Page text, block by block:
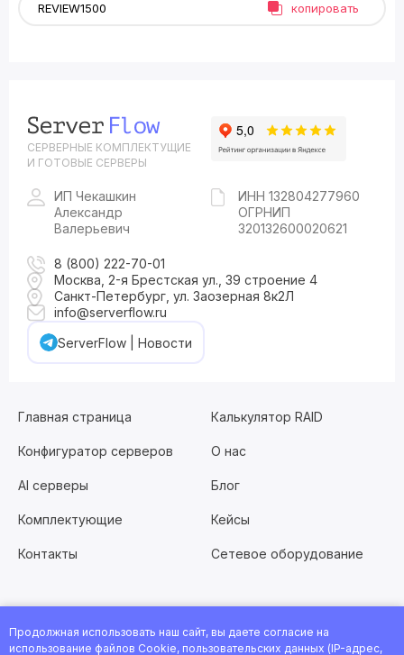
копировать
СЕРВЕРНЫЕ КОМПЛЕКТУЩИЕ
И ГОТОВЫЕ СЕРВЕРЫ
ИП Чекашкин
Александр
Валерьевич
ИНН 132804277960
ОГРНИП
320132600020621
8 (800) 222-70-01
Москва, 2-я Брестская ул., 39 строение 4
Санкт-Петербург, ул. Заозерная 8к2Л
info@serverflow.ru
ServerFlow | Новости
Главная страница Калькулятор RAID
Конфигуратор серверов О нас
AI серверы Блог
Комплектующие Кейсы
Контакты Сетевое оборудование
Хотите работать с нами? Заполните анкету
Продолжная использовать наш сайт, вы даете согласие на
использование файлов Cookie, пользовательских данных (IP-адрес,